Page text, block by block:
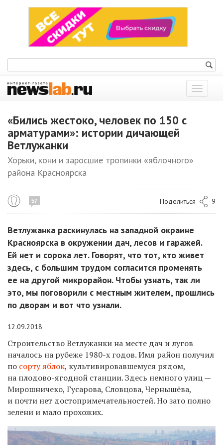
Показать
меню
«Бились жестоко, человек по 150 с
арматурами»: истории дичающей
Ветлужанки
Хорьки, кони и заросшие тропинки «яблочного»
района Красноярска
57 Поделиться 9
Ветлужанка раскинулась на западной окраине
Красноярска в окружении дач, лесов и гаражей.
Ей нет и сорока лет. Говорят, что тот, кто живет
здесь, с большим трудом согласится променять
ее на другой микрорайон. Чтобы узнать, так ли
это, мы поговорили с местным жителем, прошлись
по дворам и вот что узнали.
12.09.2018
Строительство Ветлужанки на месте дач и лугов
началось на рубеже 1980-х годов. Имя район получил
по сорту яблок, культивировавшемуся рядом,
на плодово-ягодной станции. Здесь немного улиц —
Мирошничеко, Гусарова, Словцова, Чернышёва,
и почти нет достопримечательностей. Но зато полно
зелени и мало прохожих.